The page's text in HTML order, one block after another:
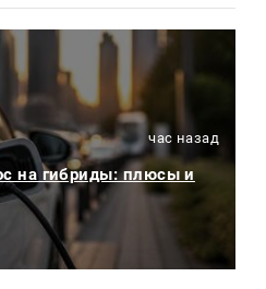
час назад
на гибриды: плюсы и